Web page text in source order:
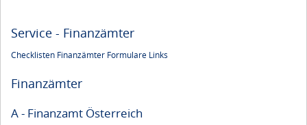
Service - Finanzämter
Checklisten Finanzämter Formulare Links
Finanzämter
A - Finanzamt Österreich